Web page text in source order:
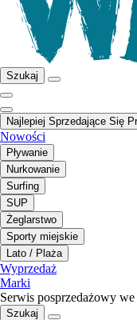
Szukaj
Najlepiej Sprzedające Się
Nowości
Pływanie
Nurkowanie
Surfing
SUP
Żeglarstwo
Sporty miejskie
Lato / Plaża
Wyprzedaż
Marki
Serwis posprzedażowy we
Szukaj